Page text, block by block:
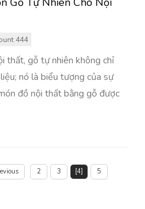
444
thất, gỗ tự nhiên không chỉ
nó là biểu tượng của sự
đồ nội thất bằng gỗ được
2 3 [4]
5